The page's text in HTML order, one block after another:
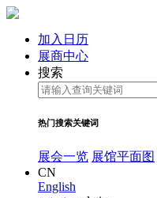
加入日历
展商中心
搜索
热门搜索关键词
展会一览 展馆平面图
CN
English